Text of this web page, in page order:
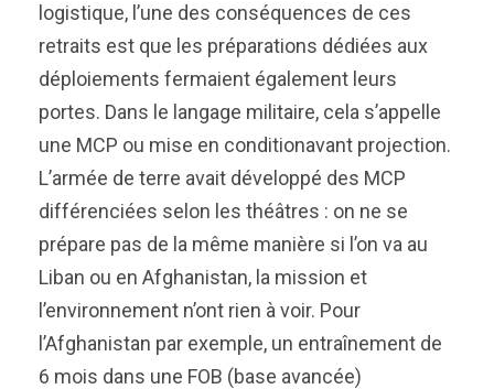
logistique, l’une des conséquences de ces
retraits est que les préparations dédiées aux
déploiements fermaient également leurs
portes. Dans le langage militaire, cela s’appelle
une MCP ou mise en conditionavant projection.
L’armée de terre avait développé des MCP
différenciées selon les théâtres : on ne se
prépare pas de la même manière si l’on va au
Liban ou en Afghanistan, la mission et
l’environnement n’ont rien à voir. Pour
l’Afghanistan par exemple, un entraînement de
6 mois dans une FOB (base avancée)